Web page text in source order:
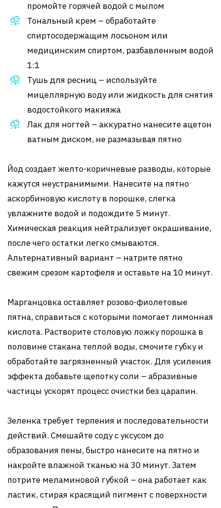
промойте горячей водой с мылом
Тональный крем – обработайте
спиртосодержащим лосьоном или
медицинским спиртом, разбавленным водой
1:1
Тушь для ресниц – используйте
мицеллярную воду или жидкость для снятия
водостойкого макияжа
Лак для ногтей – аккуратно нанесите ацетон
ватным диском, не размазывая пятно
Йод создает желто-коричневые разводы, которые
кажутся неустранимыми. Нанесите на пятно
аскорбиновую кислоту в порошке, слегка
увлажните водой и подождите 5 минут.
Химическая реакция нейтрализует окрашивание,
после чего остатки легко смываются.
Альтернативный вариант – натрите пятно
свежим срезом картофеля и оставьте на 10 минут.
Марганцовка оставляет розово-фиолетовые
пятна, справиться с которыми помогает лимонная
кислота. Растворите столовую ложку порошка в
половине стакана теплой воды, смочите губку и
обработайте загрязненный участок. Для усиления
эффекта добавьте щепотку соли – абразивные
частицы ускорят процесс очистки без царапин.
Зеленка требует терпения и последовательности
действий. Смешайте соду с уксусом до
образования пены, быстро нанесите на пятно и
накройте влажной тканью на 30 минут. Затем
потрите меламиновой губкой – она работает как
ластик, стирая красящий пигмент с поверхности